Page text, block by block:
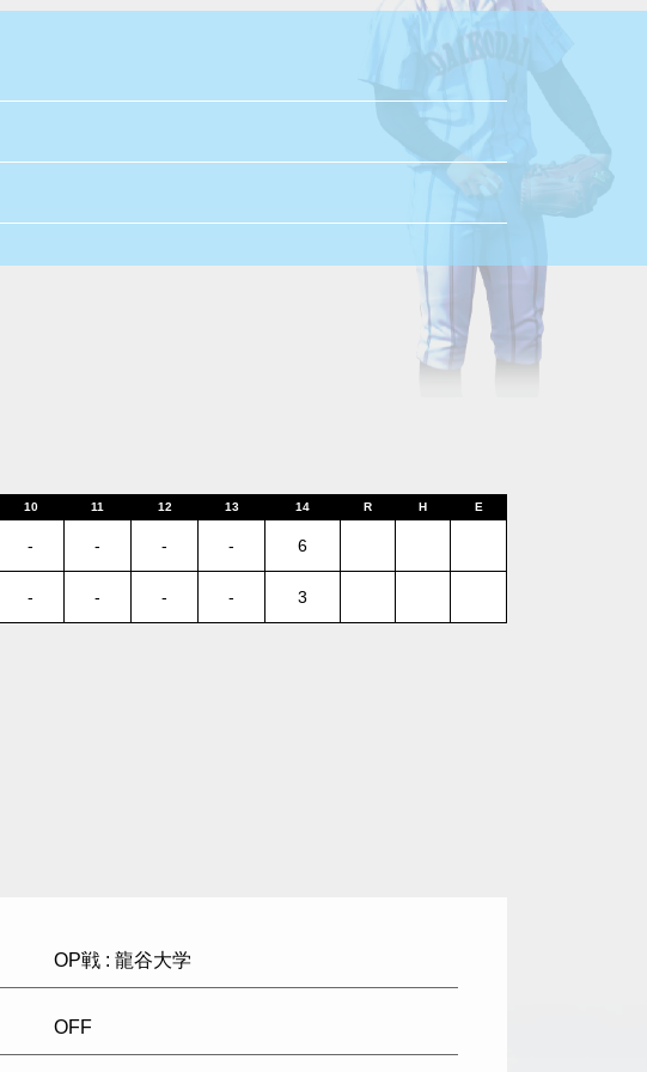
10 11 12 13 14 R H E
- - - - 6
- - - - 3
OP戦 : 龍谷大学
OFF